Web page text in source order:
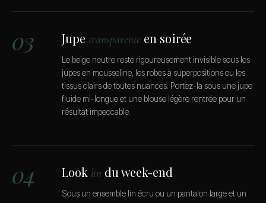
03 Jupe transparente en soirée
Le beige neutre reste rigoureusement invisible sous les
jupes en mousseline, les robes à superpositions ou les
tissus clairs de toutes nuances. Portez-la sous une jupe
fluide mi-longue et une blouse légère rentrée pour un
résultat impeccable.
04 Look lin du week-end
Sous un ensemble lin écru ou un pantalon large et un